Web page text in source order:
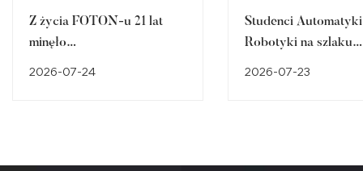
Z życia FOTON-u 21 lat
minęło…
2026-07-24
Studenci
Robotyki na szlaku
2026-07-23